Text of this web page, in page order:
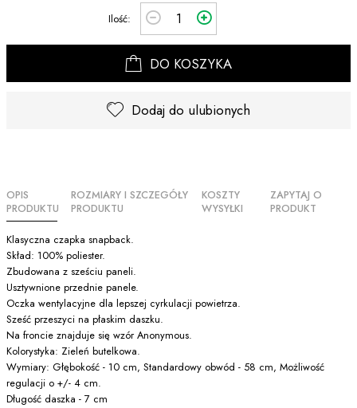
Ilość:
DO KOSZYKA
Dodaj do ulubionych
OPIS
PRODUKTU
ROZMIARY I SZCZEGÓŁY
PRODUKTU
KOSZTY
WYSYŁKI
ZAPYTAJ O
PRODUKT
Klasyczna czapka snapback.
Skład: 100% poliester.
Zbudowana z sześciu paneli.
Usztywnione przednie panele.
Oczka wentylacyjne dla lepszej cyrkulacji powietrza.
Sześć przeszyci na płaskim daszku.
Na froncie znajduje się wzór Anonymous.
Kolorystyka: Zieleń butelkowa.
Wymiary: Głębokość - 10 cm, Standardowy obwód - 58 cm, Możliwość
regulacji o +/- 4 cm.
Długość daszka - 7 cm